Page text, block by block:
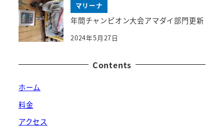
マリーナ
年間チャンピオン大会アマダイ部門更新
2024年5月27日
Contents
ホーム
料金
アクセス